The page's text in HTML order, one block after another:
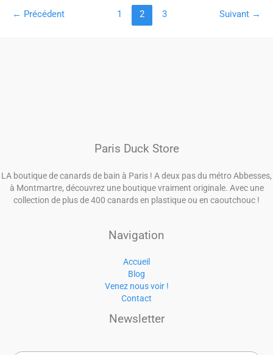
← Précédent 1 2 3 Suivant →
Paris Duck Store
LA boutique de canards de bain à Paris ! A deux pas du métro Abbesses,
à Montmartre, découvrez une boutique vraiment originale. Avec une
collection de plus de 400 canards en plastique ou en caoutchouc !
Navigation
Accueil
Blog
Venez nous voir !
Contact
Newsletter